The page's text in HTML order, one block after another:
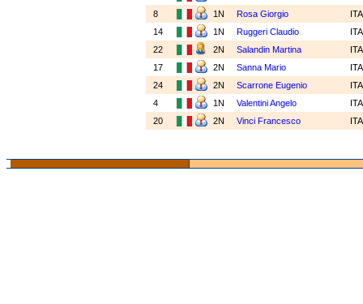
8
1N Rosa Giorgio
14
1N Ruggeri Claudio
22
2N Salandin Martina
17
2N Sanna Mario
24
2N Scarrone Eugenio
4
1N Valentini Angelo
20
2N Vinci Francesco